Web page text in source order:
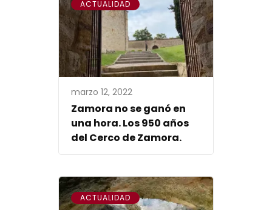
ACTUALIDAD
marzo 12, 2022
Zamora no se ganó en
una hora. Los 950 años
del Cerco de Zamora.
ACTUALIDAD